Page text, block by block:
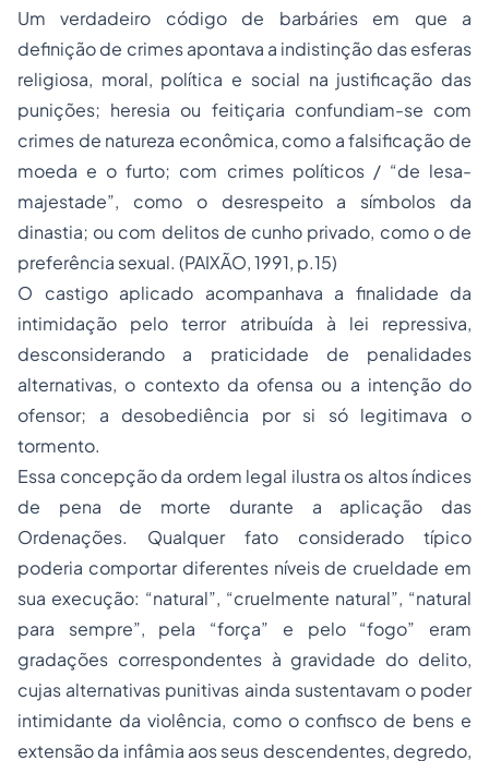
Um verdadeiro código de barbáries em que a
definição de crimes apontava a indistinção das esferas
religiosa, moral, política e social na justificação das
punições; heresia ou feitiçaria confundiam-se com
crimes de natureza econômica, como a falsificação de
moeda e o furto; com crimes políticos / “de lesa-
majestade”, como o desrespeito a símbolos da
dinastia; ou com delitos de cunho privado, como o de
preferência sexual. (PAIXÃO, 1991, p.15)
O castigo aplicado acompanhava a finalidade da
intimidação pelo terror atribuída à lei repressiva,
desconsiderando a praticidade de penalidades
alternativas, o contexto da ofensa ou a intenção do
ofensor; a desobediência por si só legitimava o
tormento.
Essa concepção da ordem legal ilustra os altos índices
de pena de morte durante a aplicação das
Ordenações. Qualquer fato considerado típico
poderia comportar diferentes níveis de crueldade em
sua execução: “natural”, “cruelmente natural”, “natural
para sempre”, pela “força” e pelo “fogo” eram
gradações correspondentes à gravidade do delito,
cujas alternativas punitivas ainda sustentavam o poder
intimidante da violência, como o confisco de bens e
extensão da infâmia aos seus descendentes, degredo,